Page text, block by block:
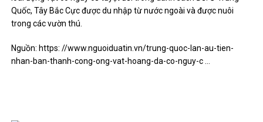
Quốc, Tây Bắc Cực được du nhập từ nước ngoài và được nuôi
trong các vườn thú.
Nguồn: https: //www.nguoiduatin.vn/trung-quoc-lan-au-tien-
nhan-ban-thanh-cong-ong-vat-hoang-da-co-nguy-c …